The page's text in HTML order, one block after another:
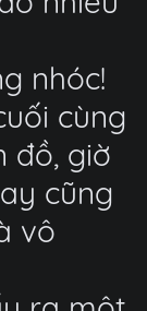
nhóc!
cùng
đồ, giờ
cũng
vô